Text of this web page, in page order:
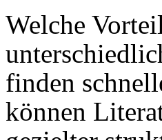
Welche
finden
können